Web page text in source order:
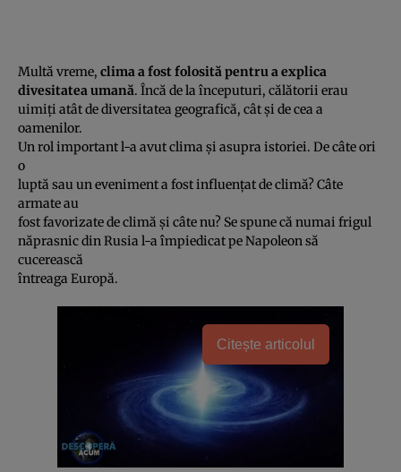
Multă vreme, clima a fost folosită pentru a explica
divesitatea umană. Încă de la începuturi, călătorii erau
uimiţi atât de diversitatea geografică, cât şi de cea a
oamenilor.
Un rol important l-a avut clima şi asupra istoriei. De câte ori
o
luptă sau un eveniment a fost influenţat de climă? Câte
armate au
fost favorizate de climă şi câte nu? Se spune că numai frigul
năprasnic din Rusia l-a împiedicat pe Napoleon să
cucerească
întreaga Europă.
Citește articolul